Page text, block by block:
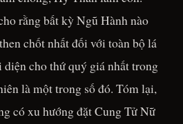
rằng bất kỳ Ngũ Hành nào
chốt nhất đối với toàn bộ lá
diện cho thứ quý giá nhất trong
là một trong số đó. Tóm lại,
có xu hướng đặt Cung Tử Nữ